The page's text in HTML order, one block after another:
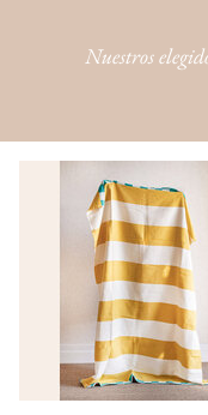
Nuestros